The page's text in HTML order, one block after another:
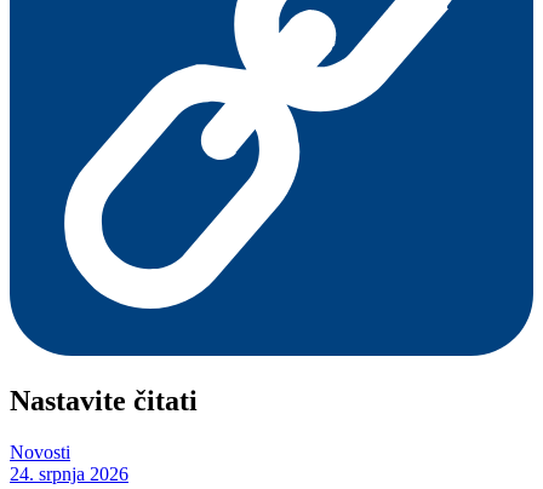
Nastavite čitati
Novosti
24. srpnja 2026